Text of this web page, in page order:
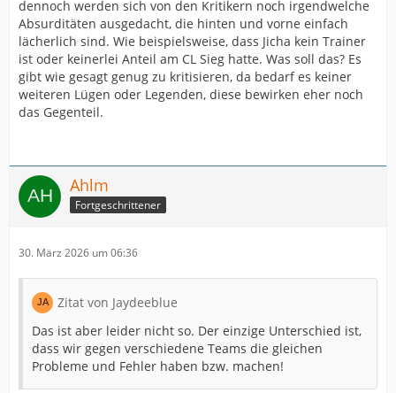
dennoch werden sich von den Kritikern noch irgendwelche
Absurditäten ausgedacht, die hinten und vorne einfach
lächerlich sind. Wie beispielsweise, dass Jicha kein Trainer
ist oder keinerlei Anteil am CL Sieg hatte. Was soll das? Es
gibt wie gesagt genug zu kritisieren, da bedarf es keiner
weiteren Lügen oder Legenden, diese bewirken eher noch
das Gegenteil.
Ahlm
Fortgeschrittener
30. März 2026 um 06:36
Zitat von Jaydeeblue
Das ist aber leider nicht so. Der einzige Unterschied ist,
dass wir gegen verschiedene Teams die gleichen
Probleme und Fehler haben bzw. machen!